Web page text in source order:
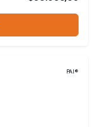
PAI®